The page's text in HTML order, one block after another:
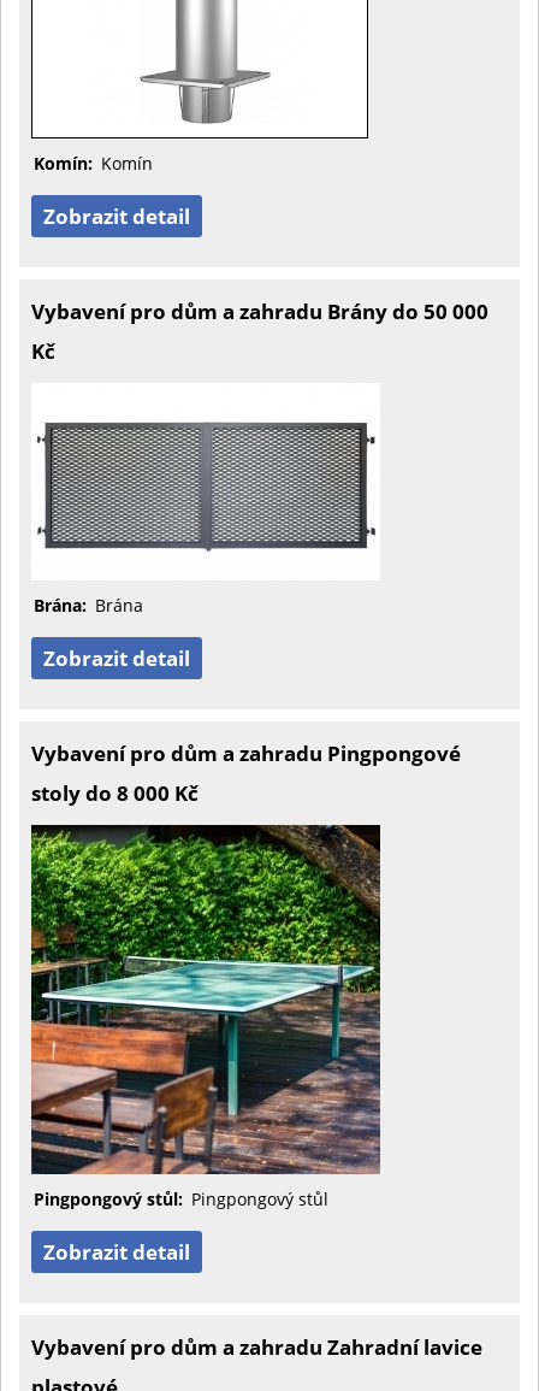
Komín: Komín
Zobrazit detail
Vybavení pro dům a zahradu Brány do 50 000
Kč
Brána: Brána
Zobrazit detail
Vybavení pro dům a zahradu Pingpongové
stoly do 8 000 Kč
Pingpongový stůl: Pingpongový stůl
Zobrazit detail
Vybavení pro dům a zahradu Zahradní lavice